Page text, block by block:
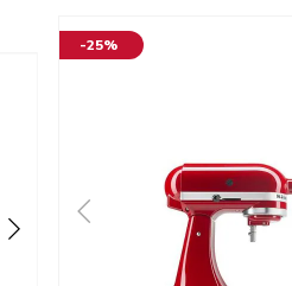
-25%